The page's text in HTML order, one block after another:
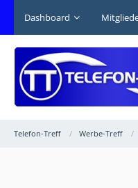
Dashboard
Telefon-Treff Werbe-Treff